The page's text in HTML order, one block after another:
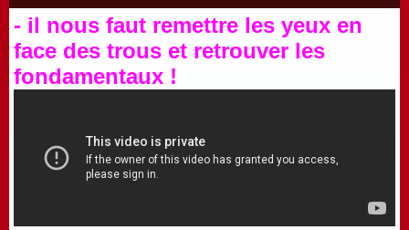
- il nous faut remettre les yeux en
face des trous et retrouver les
fondamentaux !